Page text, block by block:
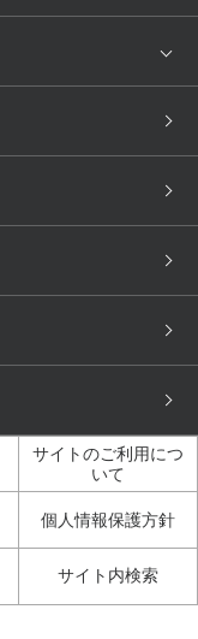
nana cool
Innerwear
ールスタイル
間科学研究開発センター見
（マンガ）
サイトのご利用につ
いて
個人情報保護方針
サイト内検索